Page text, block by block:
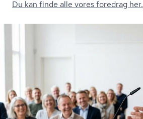
Du kan finde alle vores foredrag her.